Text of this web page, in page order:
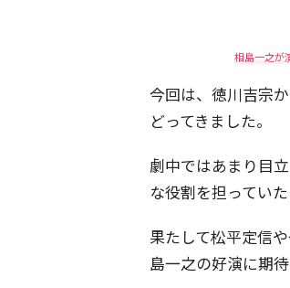
相島一之が
今回は、徳川吉宗
どってきました。
劇中ではあまり目
な役割を担っていた
果たして松平定信
島一之の好演に期待